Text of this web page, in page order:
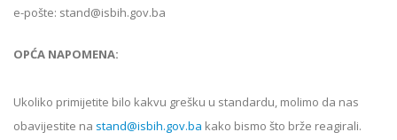
e-pošte: stand@isbih.gov.ba
OPĆA NAPOMENA:
Ukoliko primijetite bilo kakvu grešku u standardu, molimo da nas
obavijestite na stand@isbih.gov.ba kako bismo što brže reagirali.